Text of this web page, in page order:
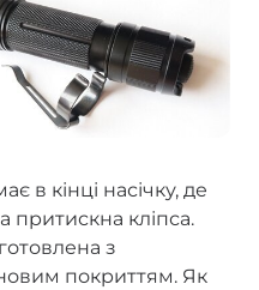
в кінці насічку, де
притискна кліпса.
з
покриттям. Як